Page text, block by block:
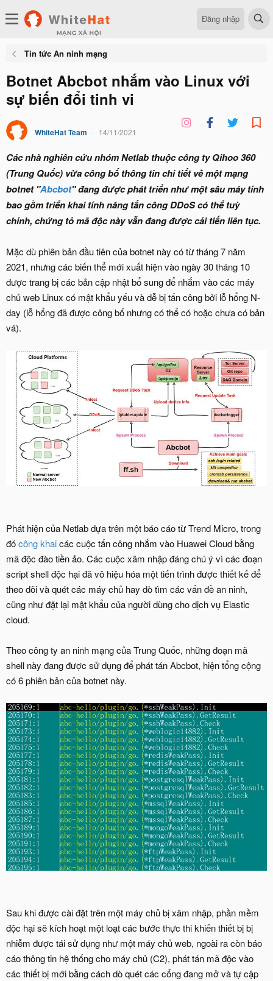
Đăng nhập
Tin tức An ninh mạng
Botnet Abcbot nhắm vào Linux với
sự biến đổi tinh vi
WhiteHat Team 14/11/2021
Các nhà nghiên cứu nhóm Netlab thuộc công ty Qihoo 360
(Trung Quốc) vừa công bố thông tin chi tiết về một mạng
botnet "Abcbot" đang được phát triển như một sâu máy tính
bao gồm triển khai tính năng tấn công DDoS có thể tuỳ
chỉnh, chứng tỏ mã độc này vẫn đang được cải tiến liên tục.
Mặc dù phiên bản đầu tiên của botnet này có từ tháng 7 năm
2021, nhưng các biến thể mới xuất hiện vào ngày 30 tháng 10
được trang bị các bản cập nhật bổ sung để nhắm vào các máy
chủ web Linux có mật khẩu yếu và dễ bị tấn công bởi lỗ hổng N-
day (lỗ hổng đã được công bố nhưng có thể có hoặc chưa có bản
vá).
Phát hiện của Netlab dựa trên một báo cáo từ Trend Micro, trong
đócông khaicác cuộc tấn công nhắm vào Huawei Cloud bằng
mã độc đào tiền ảo. Các cuộc xâm nhập đáng chú ý vì các đoạn
script shell độc hại đã vô hiệu hóa một tiến trình được thiết kế để
theo dõi và quét các máy chủ hay dò tìm các vấn đề an ninh,
cũng như đặt lại mật khẩu của người dùng cho dịch vụ Elastic
cloud.
Theo công ty an ninh mạng của Trung Quốc, những đoạn mã
shell này đang được sử dụng để phát tán Abcbot, hiện tổng cộng
có 6 phiên bản của botnet này.
Sau khi được cài đặt trên một máy chủ bị xâm nhập, phần mềm
độc hại sẽ kích hoạt một loạt các bước thực thi khiến thiết bị bị
nhiễm được tái sử dụng như một máy chủ web, ngoài ra còn báo
cáo thông tin hệ thống cho máy chủ (C2), phát tán mã độc vào
các thiết bị mới bằng cách dò quét các cổng đang mở và tự cập